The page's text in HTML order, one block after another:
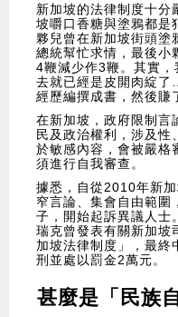
新加坡的法律制度十分
坡嚼口香糖與塗鴉都是
夥兒曾在新加坡街頭塗
總統幫忙求情，最後小
4鞭減少作3鞭。其實
去就已經是皮開肉綻
經歷編撰成書，然後賺
在新加坡，政府限制言
民及政治權利，涉及性
於敏感內容，會被嚴格
須進行自我審查。
據悉，自從2010年新
窄言論、集會自由範圍
子，開始起訴異議人士
瑞克曾發表有關新加坡
加坡法律制度」，最終
刑並處以罰金2萬元。
甚麼是「民族